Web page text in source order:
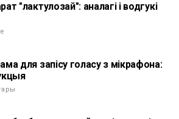
"лактулозай": аналагі і водгукі
для запісу голасу з мікрафона: